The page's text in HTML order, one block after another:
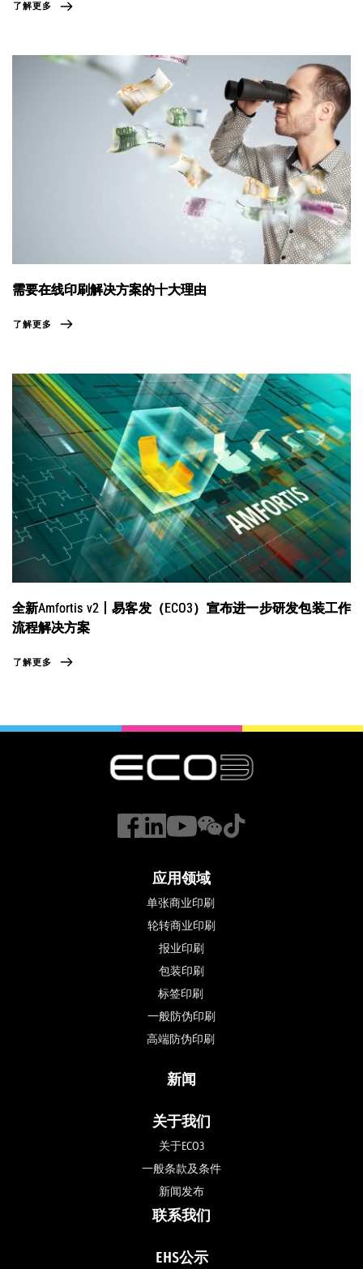
了解更多
需要在线印刷解决方案的十大理由
了解更多
全新Amfortis v2丨易客发（ECO3）宣布进一步研发包装工作
流程解决方案
了解更多
应用领域
单张商业印刷
轮转商业印刷
报业印刷
包装印刷
标签印刷
一般防伪印刷
高端防伪印刷
新闻
关于我们
关于ECO3
一般条款及条件
新闻发布
联系我们
EHS公示